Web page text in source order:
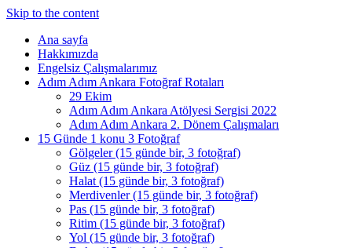
Skip to the content
Ana sayfa
Hakkımızda
Engelsiz Çalışmalarımız
Adım Adım Ankara Fotoğraf Rotaları
29 Ekim
Adım Adım Ankara Atölyesi Sergisi 2022
Adım Adım Ankara 2. Dönem Çalışmaları
15 Günde 1 konu 3 Fotoğraf
Gölgeler (15 günde bir, 3 fotoğraf)
Güz (15 günde bir, 3 fotoğraf)
Halat (15 günde bir, 3 fotoğraf)
Merdivenler (15 günde bir, 3 fotoğraf)
Pas (15 günde bir, 3 fotoğraf)
Ritim (15 günde bir, 3 fotoğraf)
Yol (15 günde bir, 3 fotoğraf)